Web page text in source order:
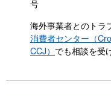
号
海外事業者とのトラ
消費者センター（
CCJ） でも相談を受